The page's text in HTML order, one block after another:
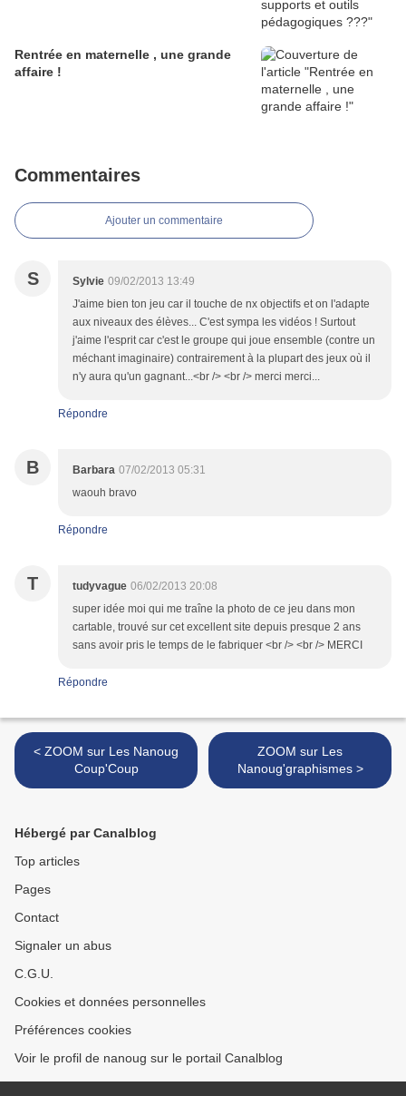
Rentrée en maternelle , une grande
affaire !
Commentaires
Ajouter un commentaire
S Sylvie 09/02/2013 13:49
J'aime bien ton jeu car il touche de nx objectifs et on l'adapte
aux niveaux des élèves... C'est sympa les vidéos ! Surtout
j'aime l'esprit car c'est le groupe qui joue ensemble (contre un
méchant imaginaire) contrairement à la plupart des jeux où il
n'y aura qu'un gagnant...<br /> <br /> merci merci...
Répondre
B Barbara 07/02/2013 05:31
waouh bravo
Répondre
T tudyvague 06/02/2013 20:08
super idée moi qui me traîne la photo de ce jeu dans mon
cartable, trouvé sur cet excellent site depuis presque 2 ans
sans avoir pris le temps de le fabriquer <br /> <br /> MERCI
Répondre
< ZOOM sur Les Nanoug
Coup'Coup
ZOOM sur Les
Nanoug'graphismes >
Hébergé par Canalblog
Top articles
Pages
Contact
Signaler un abus
C.G.U.
Cookies et données personnelles
Préférences cookies
Voir le profil de nanoug sur le portail Canalblog